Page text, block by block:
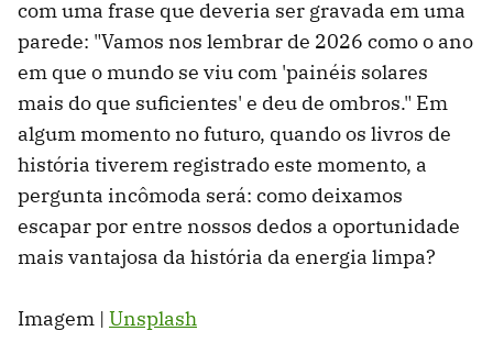
com uma frase que deveria ser gravada em uma
parede: "Vamos nos lembrar de 2026 como o ano
em que o mundo se viu com 'painéis solares
mais do que suficientes' e deu de ombros." Em
algum momento no futuro, quando os livros de
história tiverem registrado este momento, a
pergunta incômoda será: como deixamos
escapar por entre nossos dedos a oportunidade
mais vantajosa da história da energia limpa?
Imagem | Unsplash